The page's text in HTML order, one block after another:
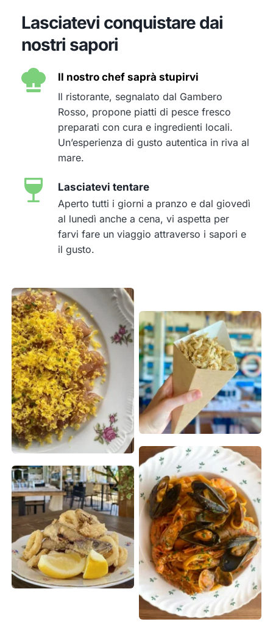
Lasciatevi conquistare dai
nostri sapori
Il nostro chef saprà stupirvi
Il ristorante, segnalato dal Gambero
Rosso, propone piatti di pesce fresco
preparati con cura e ingredienti locali.
Un’esperienza di gusto autentica in riva al
mare.
Lasciatevi tentare
Aperto tutti i giorni a pranzo e dal giovedì
al lunedì anche a cena, vi aspetta per
farvi fare un viaggio attraverso i sapori e
il gusto.